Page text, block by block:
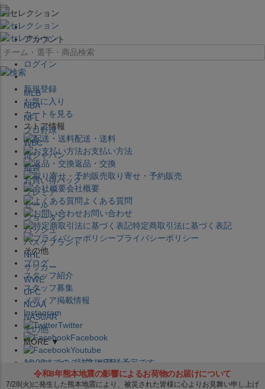
×
アカウント
ログイン
新規登録
お気に入り
カートを見る
ストア情報
配送・送料
お支払い方法
返品・交換
取り寄せ・予約販売
会社概要
よくある質問
お問い合わせ
特定商取引法に基づく表記
プライバシーポリシー
その他
ブログ
スタッフ紹介
スタッフ募集
メディア掲載情報
Instagram
Twitter
Facebook
Youtube
セレクション公式LINE@
MLB
NBA
NFL
プロ野球
WBC
侍ジャパン
福袋
お買い得パック
プレミア
セール
ジョーダン
バッシュ
バスケブランド
NHL
サッカー
WWE
UFC
NCAA
NASCAR
その他
MORE ▼
12:00までのご注文は発送予定です。
在庫品は 1-3営業日内で発送!! ※お取寄せ商品は対象外